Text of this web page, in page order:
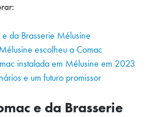
da Brasserie Mélusine
escolheu a Comac
instalada em Mélusine em 2023
e um futuro promissor
e da Brasserie